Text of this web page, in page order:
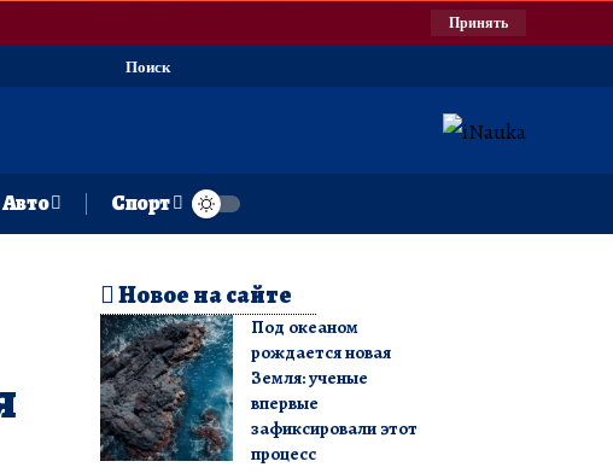
Принять
Поиск
Авто Спорт
Новое на сайте
Под океаном
рождается новая
Земля: ученые
впервые
зафиксировали этот
процесс